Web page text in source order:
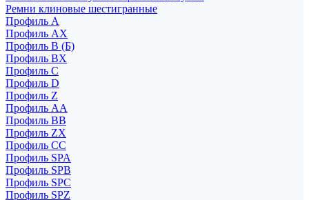
Ремни клиновые шестигранные
Профиль A
Профиль AX
Профиль B (Б)
Профиль BX
Профиль C
Профиль D
Профиль Z
Профиль АА
Профиль BB
Профиль ZX
Профиль CC
Профиль SPA
Профиль SPB
Профиль SPC
Профиль SPZ